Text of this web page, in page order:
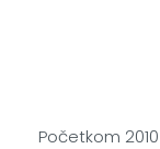
Početkom